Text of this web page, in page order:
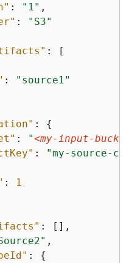
: "1" ,
:
"S3"
: [
:
"source1"
: {
: "<my-input-
:
"my-source-
:
1
: [],
,
: {